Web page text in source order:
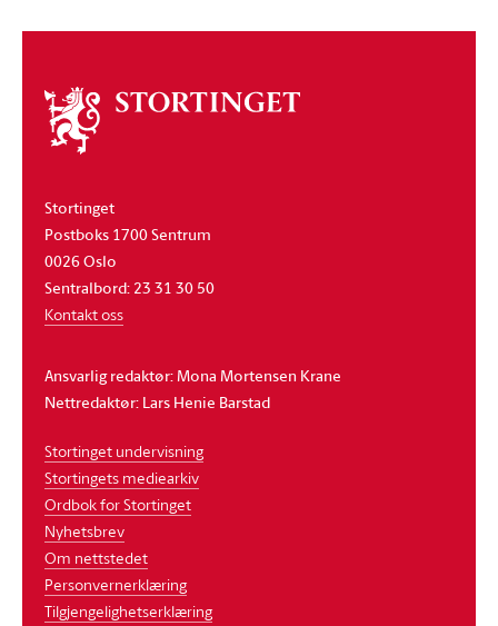
Om
stortinget
Stortinget
Postboks 1700 Sentrum
0026 Oslo
Sentralbord: 23 31 30 50
Kontakt oss
Ansvarlig redaktør: Mona Mortensen Krane
Nettredaktør: Lars Henie Barstad
Stortinget undervisning
Stortingets mediearkiv
Ordbok for Stortinget
Nyhetsbrev
Om nettstedet
Personvernerklæring
Tilgjengelighetserklæring